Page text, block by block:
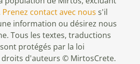
Prenez contact avec nous s'il
information ou désirez nous
Tous les textes, traductions
protégés par la loi
d'auteurs © MirtosCrete.